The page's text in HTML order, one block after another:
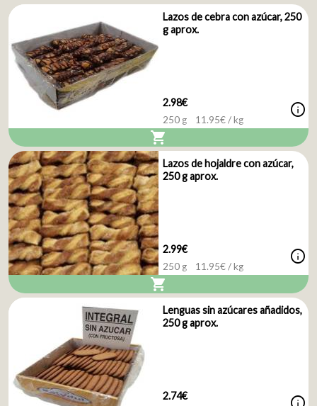
Lazos de cebra con azúcar, 250
g aprox.
2.98€
250 g 11.95€ / kg info
shopping_cart
Lazos de hojaldre con azúcar,
250 g aprox.
2.99€
250 g 11.95€ / kg info
shopping_cart
Lenguas sin azúcares añadidos,
250 g aprox.
2.74€